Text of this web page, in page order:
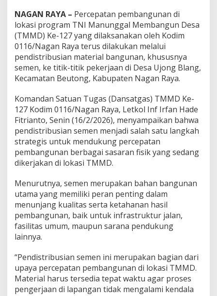
NAGAN RAYA – Percepatan pembangunan di
lokasi program TNI Manunggal Membangun Desa
(TMMD) Ke-127 yang dilaksanakan oleh Kodim
0116/Nagan Raya terus dilakukan melalui
pendistribusian material bangunan, khususnya
semen, ke titik-titik pekerjaan di Desa Ujong Blang,
Kecamatan Beutong, Kabupaten Nagan Raya.
Komandan Satuan Tugas (Dansatgas) TMMD Ke-
127 Kodim 0116/Nagan Raya, Letkol Inf Irfan Hade
Fitrianto, Senin (16/2/2026), menyampaikan bahwa
pendistribusian semen menjadi salah satu langkah
strategis untuk mendukung percepatan
pembangunan berbagai sasaran fisik yang sedang
dikerjakan di lokasi TMMD.
Menurutnya, semen merupakan bahan bangunan
utama yang memiliki peran penting dalam
menunjang kualitas serta ketahanan hasil
pembangunan, baik untuk infrastruktur jalan,
fasilitas umum, maupun sarana pendukung
lainnya.
“Pendistribusian semen ini merupakan bagian dari
upaya percepatan pembangunan di lokasi TMMD.
Material harus tersedia tepat waktu agar proses
pengerjaan di lapangan tidak mengalami kendala